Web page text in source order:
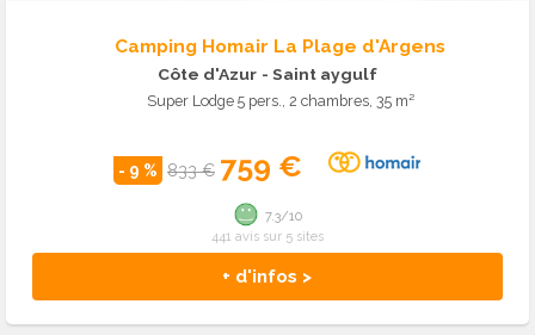
Camping Homair La Plage d'Argens
Côte d'Azur - Saint aygulf
Super Lodge 5 pers., 2 chambres, 35 m²
- 9 % 833 € 759 €
+ d'infos >
7.3/10
441 avis sur 5 sites